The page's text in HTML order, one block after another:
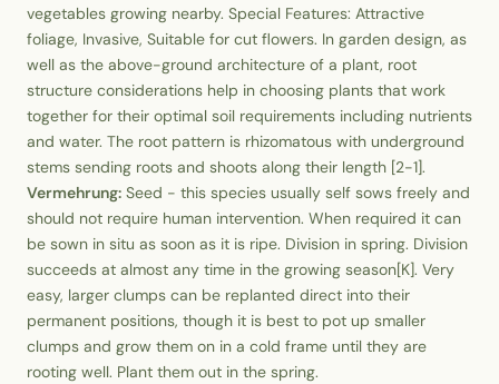
vegetables growing nearby. Special Features: Attractive
foliage, Invasive, Suitable for cut flowers. In garden design, as
well as the above-ground architecture of a plant, root
structure considerations help in choosing plants that work
together for their optimal soil requirements including nutrients
and water. The root pattern is rhizomatous with underground
stems sending roots and shoots along their length [2-1].
Vermehrung: Seed - this species usually self sows freely and
should not require human intervention. When required it can
be sown in situ as soon as it is ripe. Division in spring. Division
succeeds at almost any time in the growing season[K]. Very
easy, larger clumps can be replanted direct into their
permanent positions, though it is best to pot up smaller
clumps and grow them on in a cold frame until they are
rooting well. Plant them out in the spring.